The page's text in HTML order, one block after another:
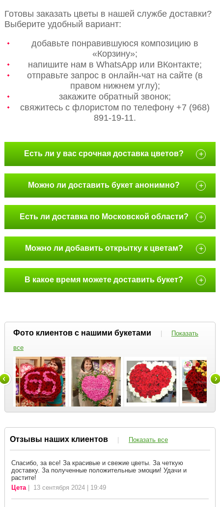
Готовы заказать цветы в нашей службе доставки?
Выберите удобный вариант:
добавьте понравившуюся композицию в
«Корзину»;
напишите нам в WhatsApp или ВКонтакте;
отправьте запрос в онлайн-чат на сайте (в
правом нижнем углу);
закажите обратный звонок;
свяжитесь с флористом по телефону +7 (968)
891-19-11.
Есть ли у вас срочная доставка цветов? +
Можно ли доставить букет анонимно? +
Есть ли доставка по Московской области? +
Можно ли добавить открытку к цветам? +
В какое время можете доставить букет? +
Фото клиентов с нашими букетами |
Показать
все
Отзывы наших клиентов | Показать все
Спасибо, за все! За красивые и свежие цветы. За четкую
доставку. За полученные положительные эмоции! Удачи и
растите!
Цета| 13 сентября 2024 | 19:49